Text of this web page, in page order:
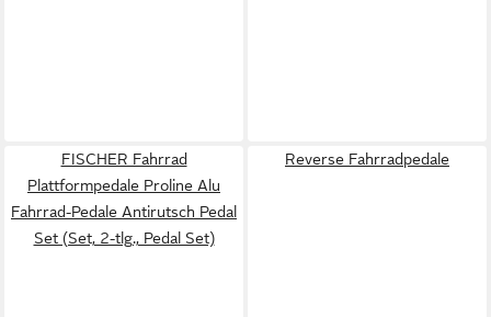
FISCHER Fahrrad
Plattformpedale Proline Alu
Fahrrad-Pedale Antirutsch Pedal
Set (Set, 2-tlg., Pedal Set)
Reverse Fahrradpedale